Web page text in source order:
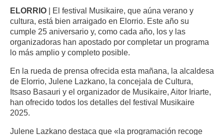
ELORRIO | El festival Musikaire, que aúna verano y
cultura, está bien arraigado en Elorrio. Este año su
cumple 25 aniversario y, como cada año, los y las
organizadoras han apostado por completar un programa
lo más amplio y completo posible.
​​​​En la rueda de prensa ofrecida esta mañana, la alcaldesa
de Elorrio, Julene Lazkano, la concejala de Cultura,
Itsaso Basauri y el organizador de Musikaire, Aitor Iriarte,
han ofrecido todos los detalles del festival Musikaire
2025.
​​​​Julene Lazkano destaca que «la programación recoge